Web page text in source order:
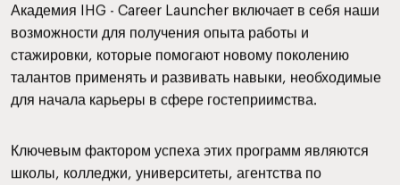
Академия IHG - Career Launcher включает в себя наши
возможности для получения опыта работы и
стажировки, которые помогают новому поколению
талантов применять и развивать навыки, необходимые
для начала карьеры в сфере гостеприимства.
Ключевым фактором успеха этих программ являются
школы, колледжи, университеты, агентства по